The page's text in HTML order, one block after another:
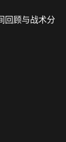
回顾与战术分